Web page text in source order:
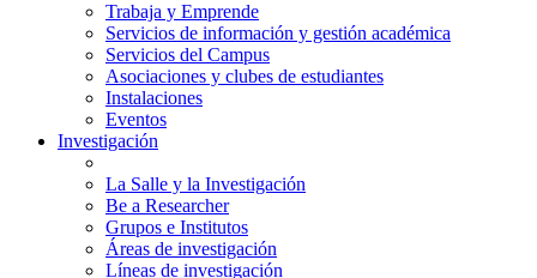
Trabaja y Emprende
Servicios de información y gestión académica
Servicios del Campus
Asociaciones y clubes de estudiantes
Instalaciones
Eventos
Investigación
La Salle y la Investigación
Be a Researcher
Grupos e Institutos
Áreas de investigación
Líneas de investigación